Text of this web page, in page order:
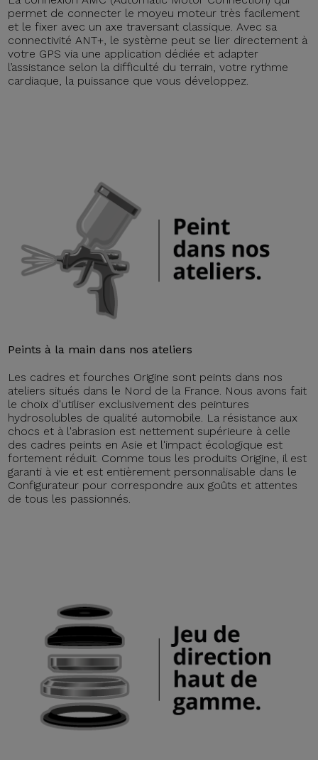
permet de connecter le moyeu moteur très facilement
et le fixer avec un axe traversant classique. Avec sa
connectivité ANT+, le système peut se lier directement à
votre GPS via une application dédiée et adapter
l’assistance selon la difficulté du terrain, votre rythme
cardiaque, la puissance que vous développez.
Peints à la main dans nos ateliers
Les cadres et fourches Origine sont peints dans nos
ateliers situés dans le Nord de la France. Nous avons fait
le choix d'utiliser exclusivement des peintures
hydrosolubles de qualité automobile. La résistance aux
chocs et à l'abrasion est nettement supérieure à celle
des cadres peints en Asie et l'impact écologique est
fortement réduit. Comme tous les produits Origine, il est
garanti à vie et est entièrement personnalisable dans le
Configurateur pour correspondre aux goûts et attentes
de tous les passionnés.